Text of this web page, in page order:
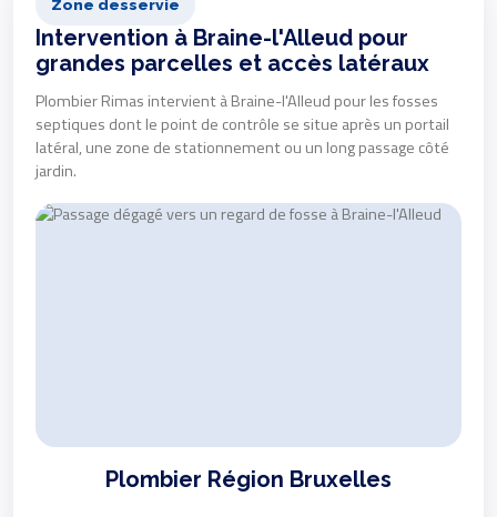
Zone desservie
Intervention à Braine-l'Alleud pour
grandes parcelles et accès latéraux
Plombier Rimas intervient à Braine-l'Alleud pour les fosses
septiques dont le point de contrôle se situe après un portail
latéral, une zone de stationnement ou un long passage côté
jardin.
Plombier Région Bruxelles